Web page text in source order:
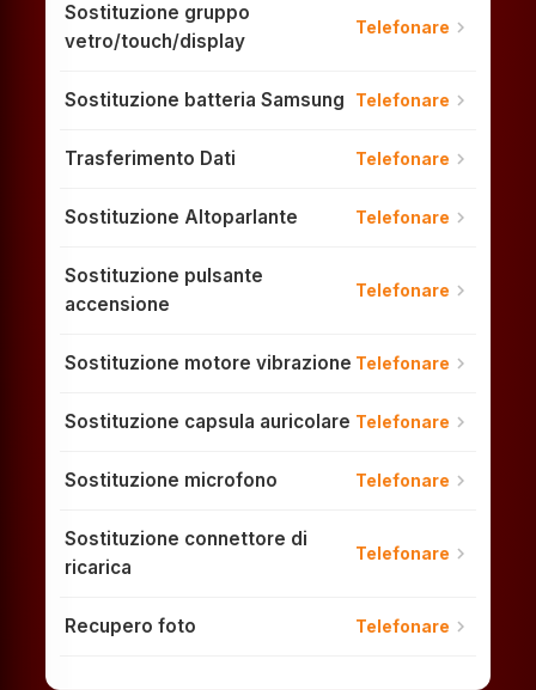
Sostituzione gruppo
vetro/touch/display
Telefonare chevron_right
Sostituzione batteria Samsung Telefonare chevron_right
Trasferimento Dati Telefonare chevron_right
Sostituzione Altoparlante Telefonare chevron_right
Sostituzione pulsante
accensione
Telefonare chevron_right
Sostituzione motore vibrazione Telefonare chevron_right
Sostituzione capsula auricolare Telefonare chevron_right
Sostituzione microfono Telefonare chevron_right
Sostituzione connettore di
ricarica
Telefonare chevron_right
Recupero foto Telefonare chevron_right